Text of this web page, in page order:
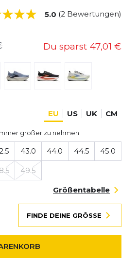
5.0 (2 Bewertungen)
Du sparst 47,01 €
EU US UK CM
größer zu nehmen
43.0 44.0 44.5 45.0
49.5
Größentabelle
FINDE DEINE GRÖSSE